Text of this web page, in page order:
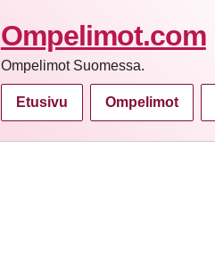
Ompelimot.com
Ompelimot Suomessa.
Etusivu Ompelimot